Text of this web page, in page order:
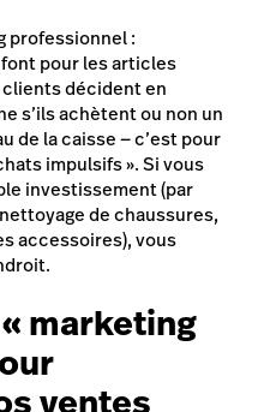
professionnel :
pour les articles
décident en
s’ils achètent ou non un
de la caisse — c’est pour
impulsifs ». Si vous
investissement (par
de chaussures,
accessoires), vous
marketing